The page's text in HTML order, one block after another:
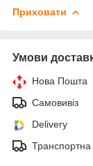
Приховати
Умови
Нова Пошта
Самовивіз
Delivery
Транспортна